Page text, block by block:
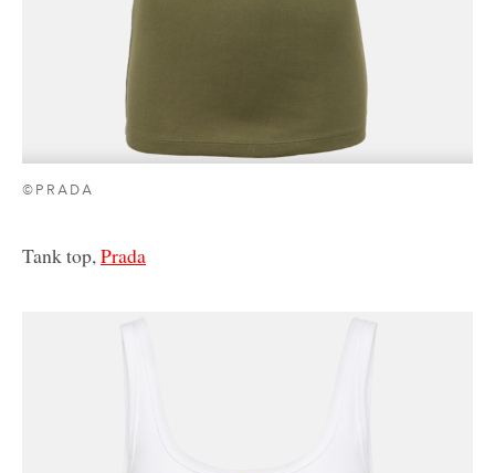
©PRADA
Tank top,Prada